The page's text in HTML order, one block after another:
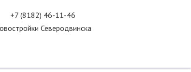
+7 (8182) 46-11-46
Северодвинска